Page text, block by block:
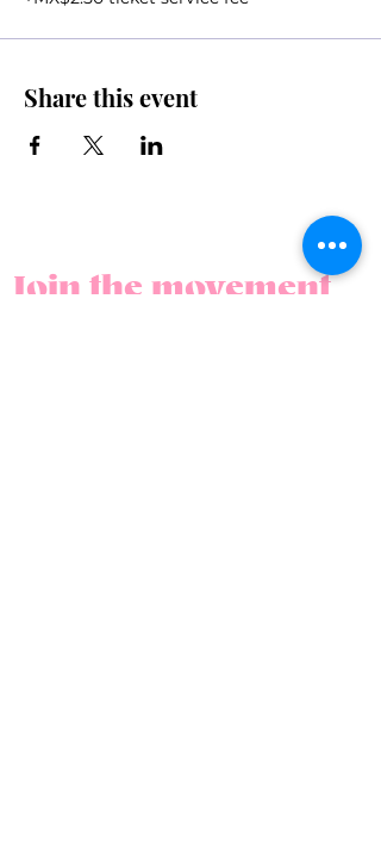
Share this event
Join the movement